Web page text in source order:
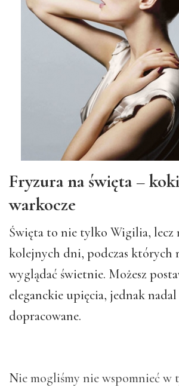
Fryzura na święta –
warkocze
Święta to nie tylko Wigilia, lecz
kolejnych dni, podczas których
wyglądać świetnie. Możesz
eleganckie upięcia, jednak
dopracowane.
Nie mogliśmy nie wspomnieć w